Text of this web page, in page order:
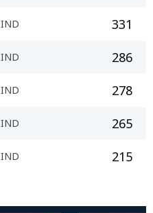
IND 331
IND 286
IND 278
IND 265
IND 215